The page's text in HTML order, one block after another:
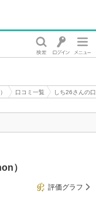
口コミ一覧
しち26さんの
）
評価グラフ